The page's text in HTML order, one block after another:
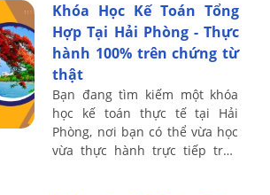
Khóa Học Kế Toán Tổng
Hợp Tại Hải Phòng - Thực
hành 100% trên chứng từ
thật
Bạn đang tìm kiếm một khóa
học kế toán thực tế tại Hải
Phòng, nơi bạn có thể vừa học
vừa thực hành trực tiếp trên